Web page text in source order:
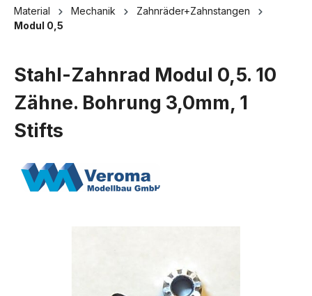
Material Mechanik
Zahnräder+Zahnstangen
Modul 0,5
Stahl-Zahnrad Modul 0,5. 10
Zähne. Bohrung 3,0mm, 1
Stifts